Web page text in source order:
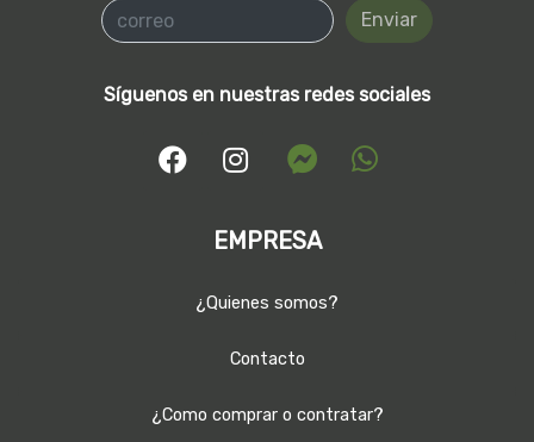
Enviar
Síguenos en nuestras redes sociales
EMPRESA
¿Quienes somos?
Contacto
¿Como comprar o contratar?